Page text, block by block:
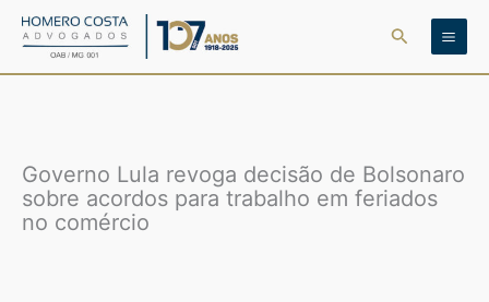
para
Pesquisar
Governo Lula revoga decisão de Bolsonaro
sobre acordos para trabalho em feriados
no comércio